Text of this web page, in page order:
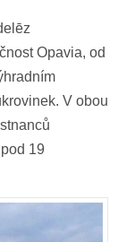
Opavia, od
V obou
19